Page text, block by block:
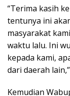
“Terima kasih
tentunya ini
masyarakat
waktu lalu. Ini
kepada kami,
dari daerah
Kemudian